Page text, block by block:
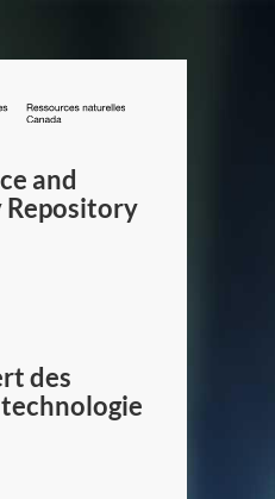
/
Canada
and
Repository
des